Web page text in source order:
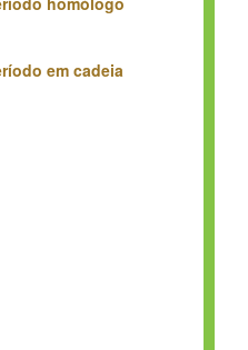
em cadeia